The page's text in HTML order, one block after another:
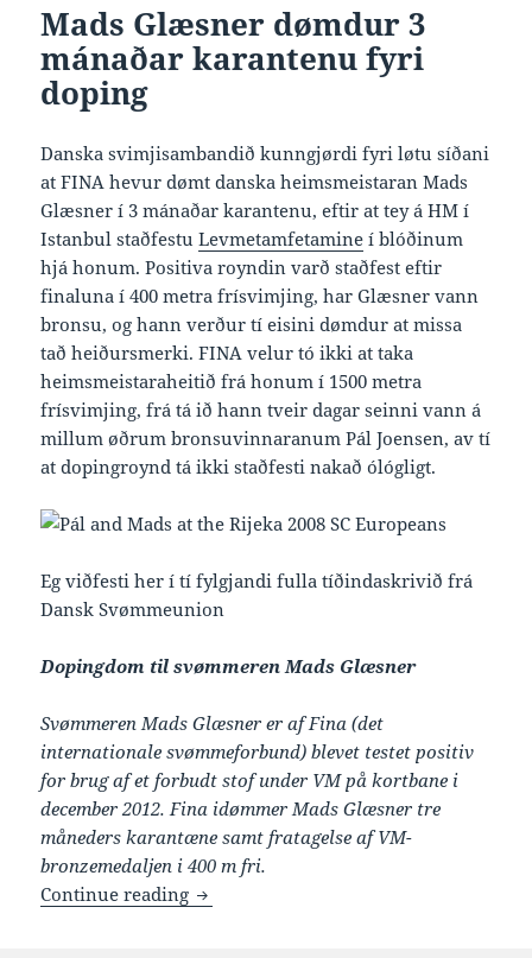
Mads Glæsner dømdur 3
mánaðar karantenu fyri
doping
Danska svimjisambandið kunngjørdi fyri løtu síðani
at FINA hevur dømt danska heimsmeistaran Mads
Glæsner í 3 mánaðar karantenu, eftir at tey á HM í
Istanbul staðfestuLevmetamfetamine í blóðinum
hjá honum. Positiva royndin varð staðfest eftir
finaluna í 400 metra frísvimjing, har Glæsner vann
bronsu, og hann verður tí eisini dømdur at missa
tað heiðursmerki. FINA velur tó ikki at taka
heimsmeistaraheitið frá honum í 1500 metra
frísvimjing, frá tá ið hann tveir dagar seinni vann á
millum øðrum bronsuvinnaranum Pál Joensen, av tí
at dopingroynd tá ikki staðfesti nakað ólógligt.
Eg viðfesti her í tí fylgjandi fulla tíðindaskrivið frá
Dansk Svømmeunion
Dopingdom til svømmeren Mads Glæsner
Svømmeren Mads Glæsner er af Fina (det
internationale svømmeforbund) blevet testet positiv
for brug af et forbudt stof under VM på kortbane i
december 2012. Fina idømmer Mads Glæsner tre
måneders karantæne samt fratagelse af VM-
bronzemedaljen i 400 m fri.
Continue reading Mads Glæsner dømdur 3 mánaðar